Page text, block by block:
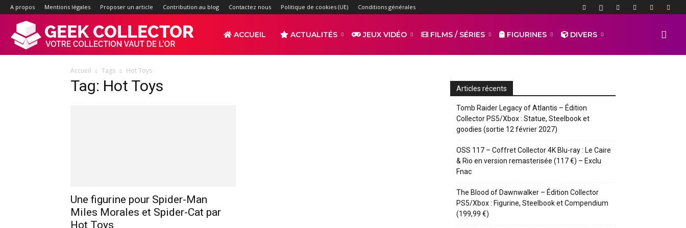
A propos Mentions légales Proposer un article Contribution au blog Contactez nous Politique de cookies (UE) Conditions générales
d'actualités
ACCUEIL ACTUALITÉS JEUX VIDÉO FILMS / SÉRIES FIGURINES DIVERS
Accueil Tags Hot Toys
Tag: Hot Toys
Une figurine pour Spider-Man
Miles Morales et Spider-Cat par
Hot Toys
Articles récents
Tomb Raider Legacy of Atlantis – Édition
Collector PS5/Xbox : Statue, Steelbook et
goodies (sortie 12 février 2027)
OSS 117 – Coffret Collector 4K Blu-ray : Le Caire
& Rio en version remasterisée (117 €) – Exclu
Fnac
The Blood of Dawnwalker – Édition Collector
PS5/Xbox : Figurine, Steelbook et Compendium
(199,99 €)